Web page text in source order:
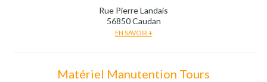
Rue Pierre Landais
56850 Caudan
EN SAVOIR +
Matériel Manutention Tours